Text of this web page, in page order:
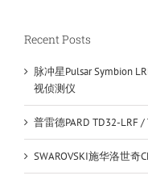
Recent Posts
脉冲星Pulsar Symbion
视侦测仪
普雷德PARD TD32-LRF
SWAROVSKI施华洛世奇